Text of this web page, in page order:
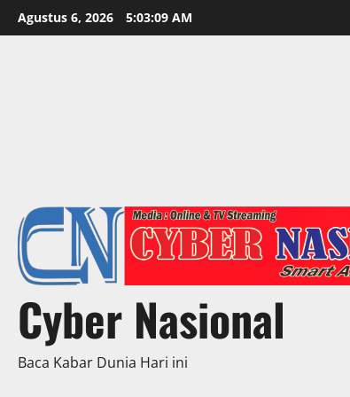
Skip
to
Agustus 6, 2026 5:03:11 AM
Cyber Nasional
Baca Kabar Dunia Hari ini